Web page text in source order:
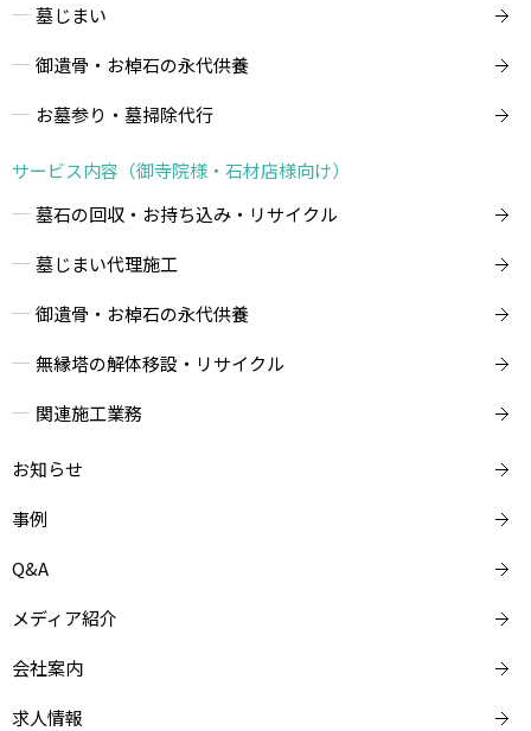
墓じまい
御遺骨・お棹石の永代供養
お墓参り・墓掃除代行
サービス内容（御寺院様・石材店様向け）
墓石の回収・お持ち込み・リサイクル
墓じまい代理施工
御遺骨・お棹石の永代供養
無縁塔の解体移設・リサイクル
関連施工業務
お知らせ
事例
Q&A
メディア紹介
会社案内
求人情報